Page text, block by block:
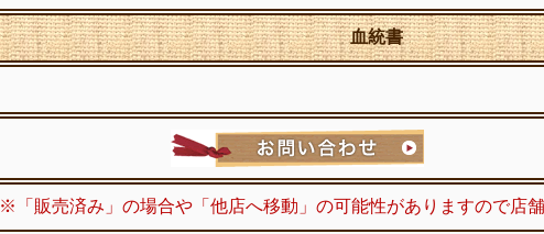
血統書
※「販売済み」の場合や「他店へ移動」の可能性がありますので店